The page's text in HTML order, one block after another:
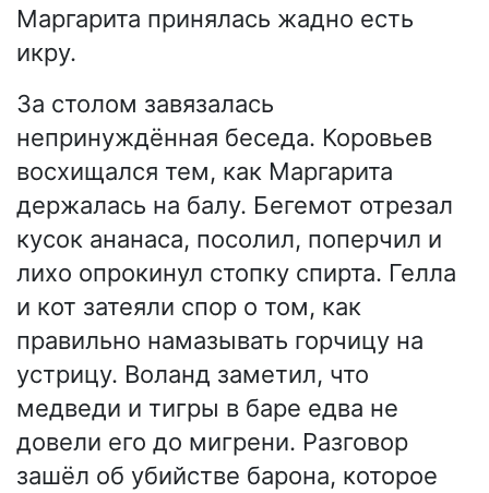
Маргарита принялась жадно есть
икру.
За столом завязалась
непринуждённая беседа. Коровьев
восхищался тем, как Маргарита
держалась на балу. Бегемот отрезал
кусок ананаса, посолил, поперчил и
лихо опрокинул стопку спирта. Гелла
и кот затеяли спор о том, как
правильно намазывать горчицу на
устрицу. Воланд заметил, что
медведи и тигры в баре едва не
довели его до мигрени. Разговор
зашёл об убийстве барона, которое